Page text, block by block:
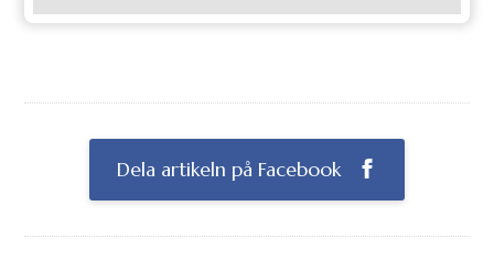
Dela artikeln på Facebook